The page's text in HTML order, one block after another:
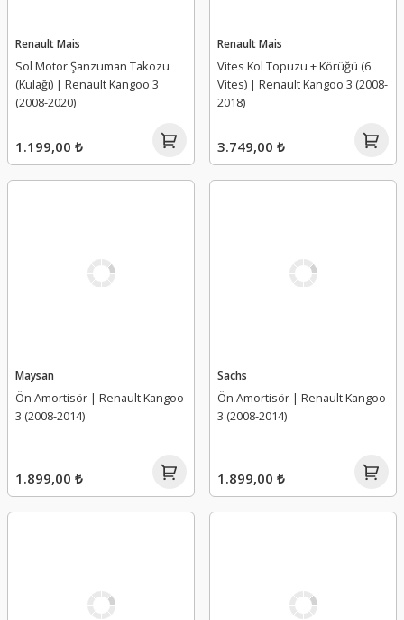
Renault Mais
Sol Motor Şanzuman Takozu
(Kulağı) | Renault Kangoo 3
(2008-2020)
1.199,00 ₺
Renault Mais
Vites Kol Topuzu + Körüğü (6
Vites) | Renault Kangoo 3 (2008-
2018)
3.749,00 ₺
Maysan
Ön Amortisör | Renault Kangoo
3 (2008-2014)
1.899,00 ₺
Sachs
Ön Amortisör | Renault Kangoo
3 (2008-2014)
1.899,00 ₺